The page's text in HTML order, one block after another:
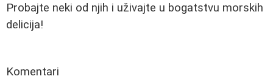
Probajte neki od njih i uživajte u bogatstvu morskih
delicija!
Komentari